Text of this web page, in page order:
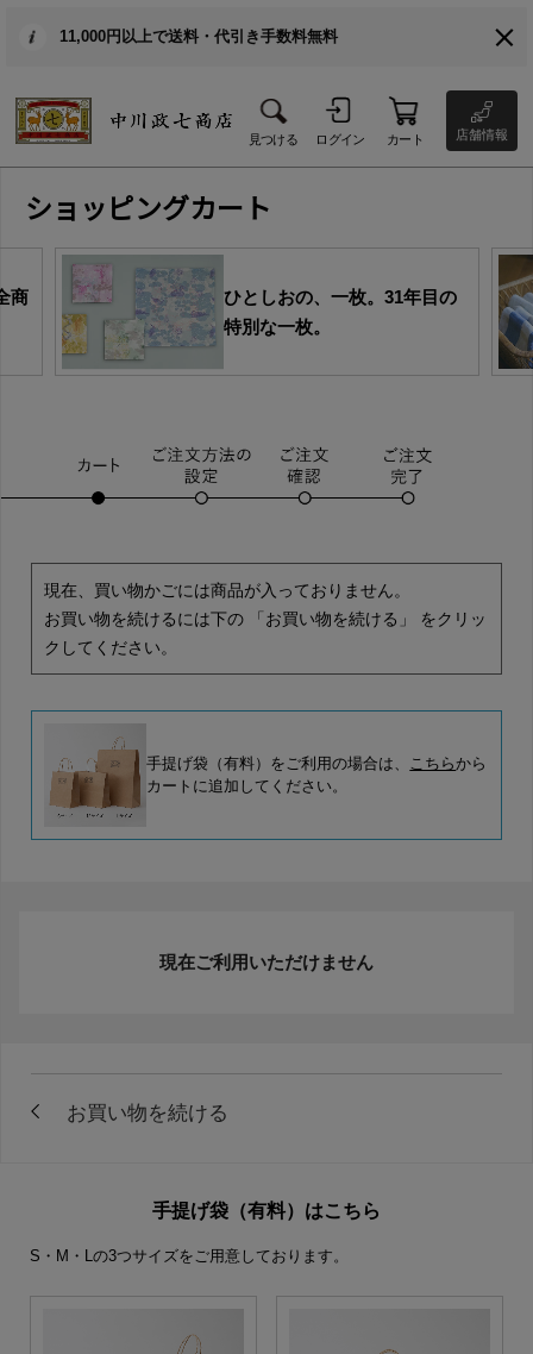
11,000円以上で送料・代引き手数料無料
見つける ログイン カート 店舗情報
ショッピングカート
商
ひとしおの、一枚。31年目の
特別な一枚。
現在、買い物かごには商品が入っておりません。
お買い物を続けるには下の 「お買い物を続ける」 をクリッ
クしてください。
手提げ袋（有料）をご利用の場合は、 こちらから
カートに追加してください。
現在ご利用いただけません
手提げ袋（有料）はこちら
S・M・Lの3つサイズをご用意しております。